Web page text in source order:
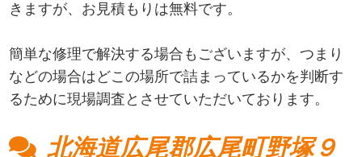
きますが、お見積もりは無料です。
簡単な修理で解決する場合もございますが、つまり
などの場合はどこの場所で詰まっているかを判断す
るために現場調査とさせていただいております。
北海道広尾郡広尾町野塚９